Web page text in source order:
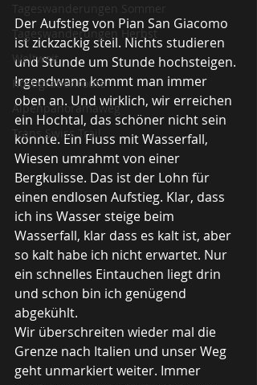
Tageswanderungen Sommer
Tageswanderungen Herbst
Weltweit
Röstigrabenroute
Alpenpanoramaweg
Trans Swiss Trail
Der Aufstieg von Pian San Giacomo
ist zickzackig steil. Nichts studieren
und Stunde um Stunde hochsteigen.
Irgendwann kommt man immer
oben an. Und wirklich, wir erreichen
ein Hochtal, das schöner nicht sein
könnte. Ein Fluss mit Wasserfall,
Wiesen umrahmt von einer
Bergkulisse. Das ist der Lohn für
einen endlosen Aufstieg. Klar, dass
ich ins Wasser steige beim
Wasserfall, klar dass es kalt ist, aber
so kalt habe ich nicht erwartet. Nur
ein schnelles Eintauchen liegt drin
und schon bin ich genügend
abgekühlt.
Wir überschreiten wieder mal die
Grenze nach Italien und unser Weg
geht unmarkiert weiter. Immer